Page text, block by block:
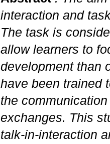
interaction and
The task is
allow learners to
development than
have been trained
the
exchanges. This
talk-in-interaction